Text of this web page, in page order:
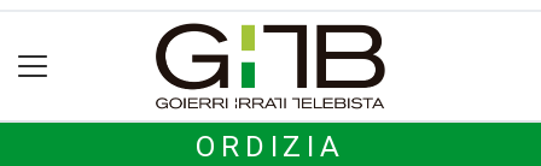
ORDIZIA